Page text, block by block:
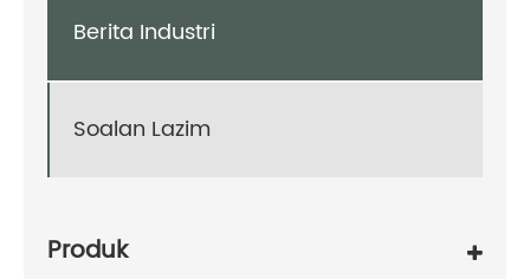
Berita Industri
Soalan Lazim
Produk